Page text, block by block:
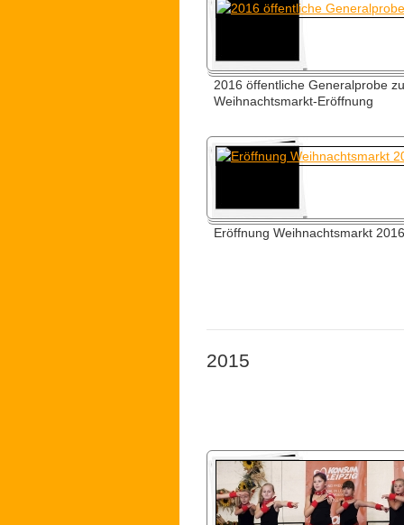
2016 öffentliche Generalprobe
Weihnachtsmarkt-Eröffnung
Eröffnung Weihnachtsmarkt 2016
2015